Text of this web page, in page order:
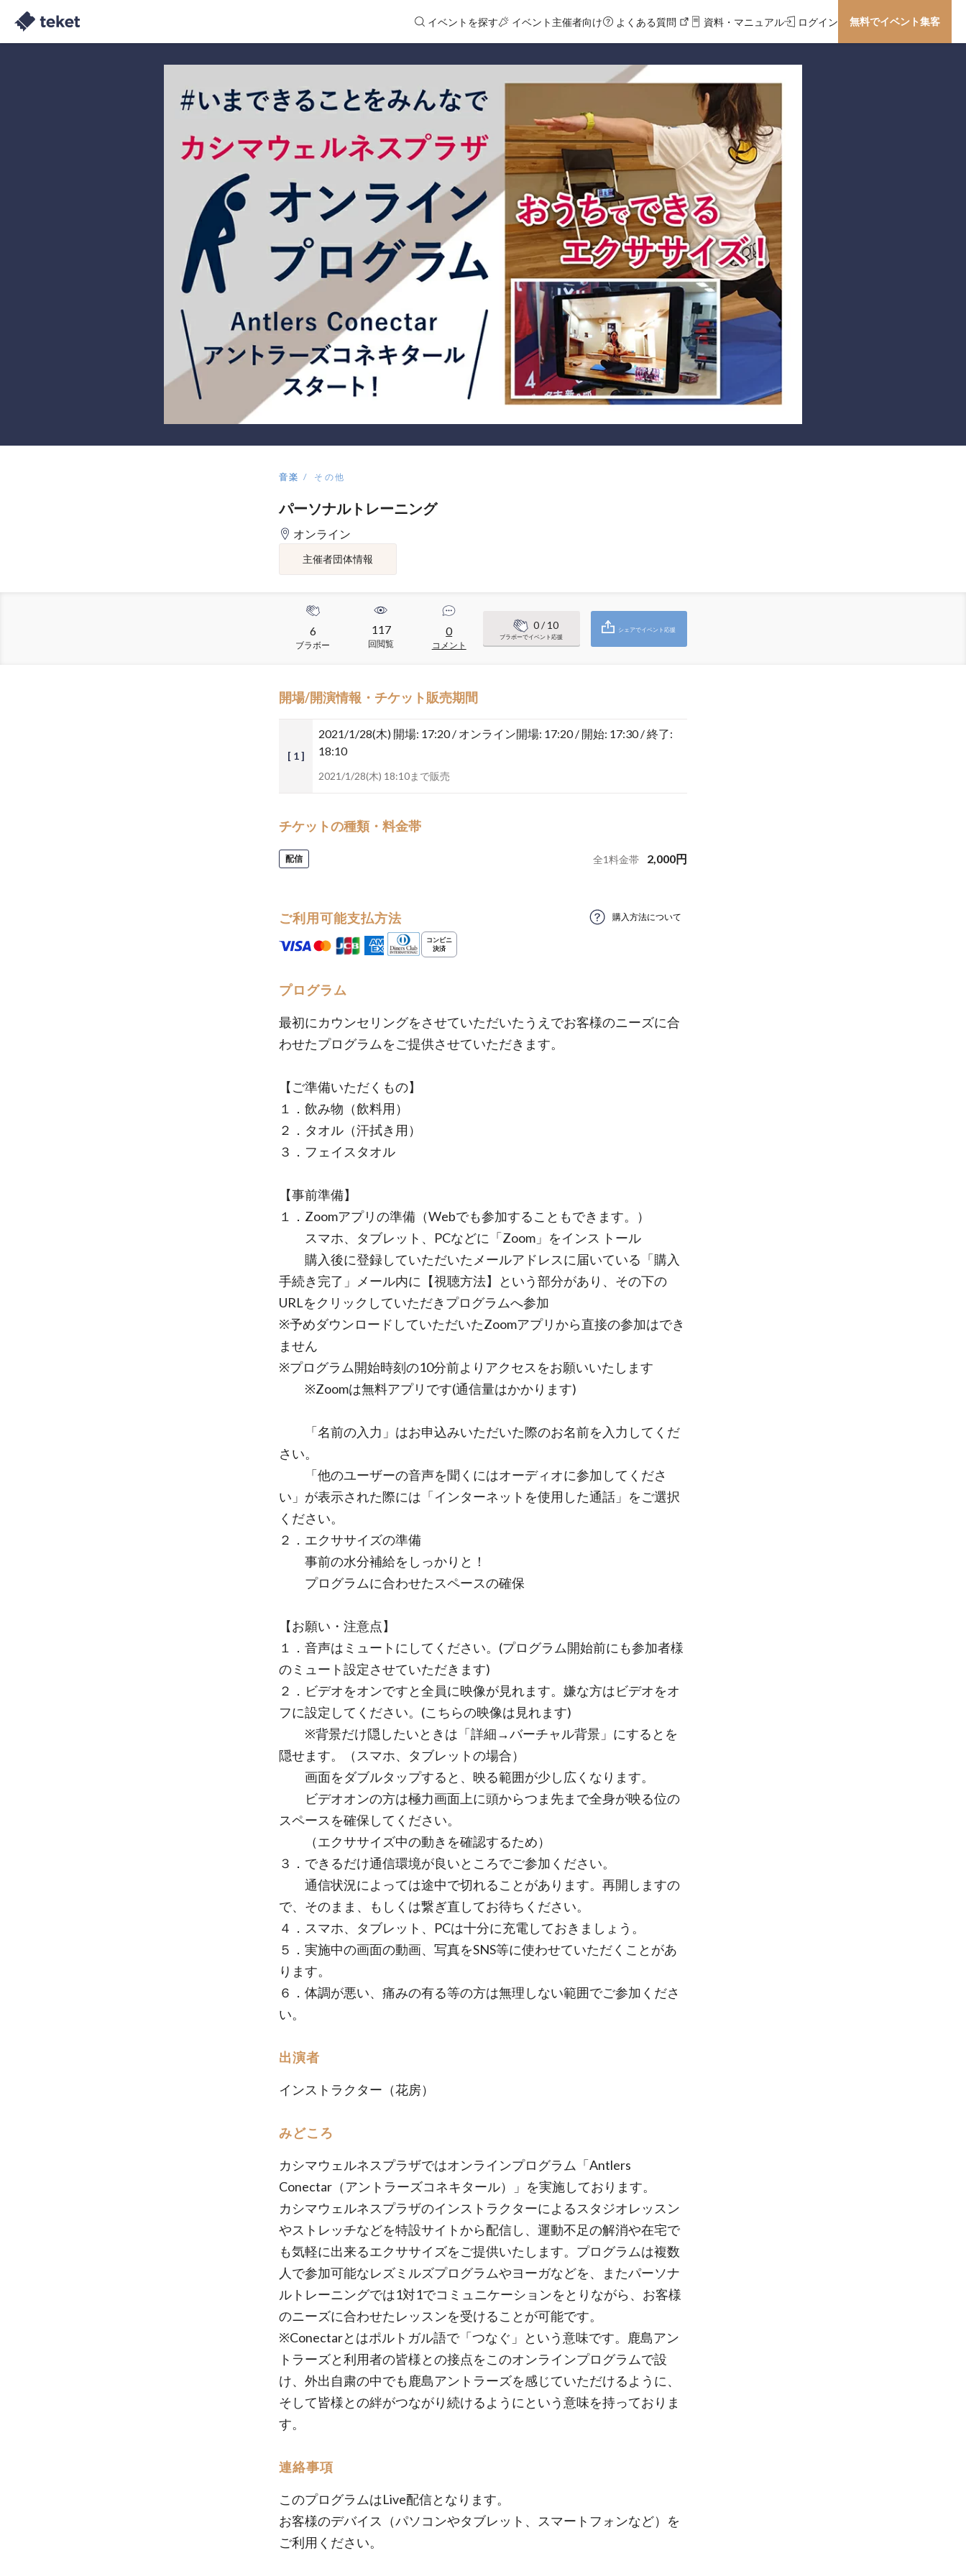
イベントを探す イベント主催者向け よくある質問 資料・マニュアル ログイン 無料でイベント集客
音楽 その他
パーソナルトレーニング
オンライン
主催者団体情報
6
ブラボー
117
回閲覧
0
コメント
0/ 10
ブラボーでイベント応援
シェアでイベント応援
開場/開演情報・チケット販売期間
[ 1 ]
2021/1/28(木) 開場: 17:20 / オンライン開場: 17:20 / 開始: 17:30 / 終了:
18:10
2021/1/28(木) 18:10まで販売
チケットの種類・料金帯
配信 全1料金帯 2,000円
ご利用可能支払方法 購入方法について
プログラム
最初にカウンセリングをさせていただいたうえでお客様のニーズに合
わせたプログラムをご提供させていただきます。
【ご準備いただくもの】
１．飲み物（飲料用）
２．タオル（汗拭き用）
３．フェイスタオル
【事前準備】
１．Zoomアプリの準備（Webでも参加することもできます。）
スマホ、タブレット、PCなどに「Zoom」をインス トール
購入後に登録していただいたメールアドレスに届いている「購入
手続き完了」メール内に【視聴方法】という部分があり、その下の
URLをクリックしていただきプログラムへ参加
※予めダウンロードしていただいたZoomアプリから直接の参加はでき
ません
※プログラム開始時刻の10分前よりアクセスをお願いいたします
※Zoomは無料アプリです(通信量はかかります)
「名前の入力」はお申込みいただいた際のお名前を入力してくだ
さい。
「他のユーザーの音声を聞くにはオーディオに参加してくださ
い」が表示された際には「インターネットを使用した通話」をご選択
ください。
２．エクササイズの準備
事前の水分補給をしっかりと！
プログラムに合わせたスペースの確保
【お願い・注意点】
１．音声はミュートにしてください。(プログラム開始前にも参加者様
のミュート設定させていただきます)
２．ビデオをオンですと全員に映像が見れます。嫌な方はビデオをオ
フに設定してください。(こちらの映像は見れます)
※背景だけ隠したいときは「詳細→バーチャル背景」にするとを
隠せます。（スマホ、タブレットの場合）
画面をダブルタップすると、映る範囲が少し広くなります。
ビデオオンの方は極力画面上に頭からつま先まで全身が映る位の
スペースを確保してください。
（エクササイズ中の動きを確認するため）
３．できるだけ通信環境が良いところでご参加ください。
通信状況によっては途中で切れることがあります。再開しますの
で、そのまま、もしくは繋ぎ直してお待ちください。
４．スマホ、タブレット、PCは十分に充電しておきましょう。
５．実施中の画面の動画、写真をSNS等に使わせていただくことがあ
ります。
６．体調が悪い、痛みの有る等の方は無理しない範囲でご参加くださ
い。
出演者
インストラクター（花房）
みどころ
カシマウェルネスプラザではオンラインプログラム「Antlers
Conectar（アントラーズコネキタール）」を実施しております。
カシマウェルネスプラザのインストラクターによるスタジオレッスン
やストレッチなどを特設サイトから配信し、運動不足の解消や在宅で
も気軽に出来るエクササイズをご提供いたします。プログラムは複数
人で参加可能なレズミルズプログラムやヨーガなどを、またパーソナ
ルトレーニングでは1対1でコミュニケーションをとりながら、お客様
のニーズに合わせたレッスンを受けることが可能です。
※Conectarとはポルトガル語で「つなぐ」という意味です。鹿島アン
トラーズと利用者の皆様との接点をこのオンラインプログラムで設
け、外出自粛の中でも鹿島アントラーズを感じていただけるように、
そして皆様との絆がつながり続けるようにという意味を持っておりま
す。
連絡事項
このプログラムはLive配信となります。
お客様のデバイス（パソコンやタブレット、スマートフォンなど）を
ご利用ください。